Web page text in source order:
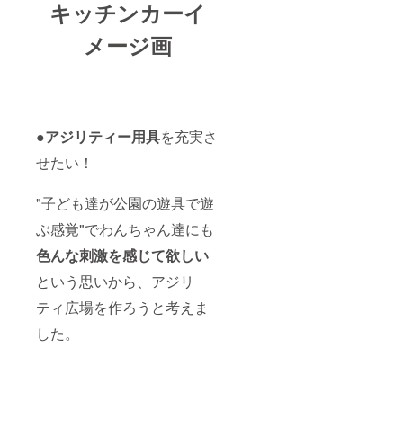
キッチンカーイ
メージ画
●アジリティー用具を充実さ
せたい！
"子ども達が公園の遊具で遊
ぶ感覚"でわんちゃん達にも
色んな刺激を感じて欲しい
という思いから、アジリ
ティ広場を作ろうと考えま
した。